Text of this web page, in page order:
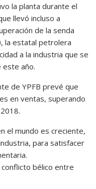
la planta durante el
llevó incluso a
de la senda
la estatal petrolera
a la industria que se
este año.
de YPFB prevé que
en ventas, superando
el mundo es creciente,
para satisfacer
bélico entre